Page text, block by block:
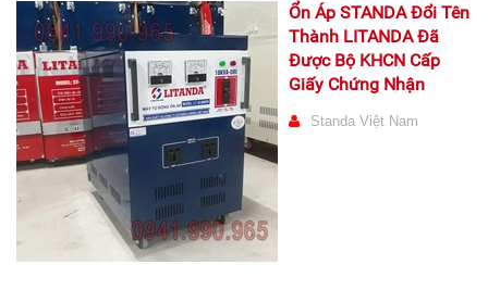
Ổn Áp STANDA Đổi Tên
Thành LITANDA Đã
Được Bộ KHCN Cấp
Giấy Chứng Nhận
Standa Việt Nam